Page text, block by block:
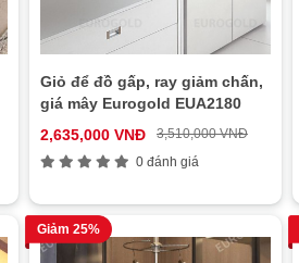
Giỏ để đồ gấp, ray giảm chấn,
giá mây Eurogold EUA2180
2,635,000 VNĐ
3,510,000 VNĐ
0 đánh giá
Giảm 25%